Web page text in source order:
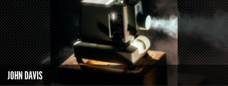
JOHN DAVIS